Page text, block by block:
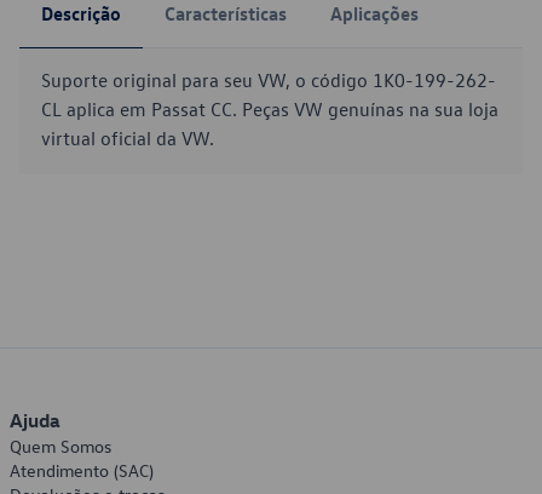
Descrição Características Aplicações
Suporte original para seu VW, o código 1K0-199-262-
CL aplica em Passat CC. Peças VW genuínas na sua loja
virtual oficial da VW.
Ajuda
Quem Somos
Atendimento (SAC)